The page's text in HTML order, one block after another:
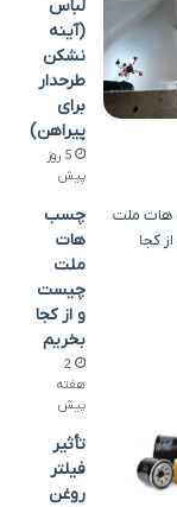
لباس
(آینه
نشکن
طرحدار
برای
پیراهن)
5 روز
پیش
چسب
هات
ملت
چیست
و از کجا
بخریم
2
هفته
پیش
تأثیر
فیلتر
روغن